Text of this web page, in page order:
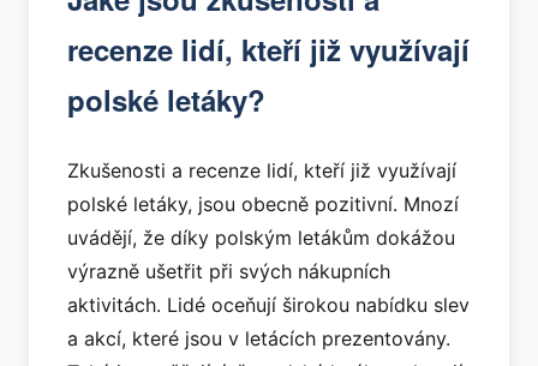
recenze lidí, kteří již využívají
polské letáky?
Zkušenosti a recenze lidí, kteří již využívají
polské letáky, jsou obecně pozitivní. Mnozí
uvádějí, že díky polským letákům dokážou
výrazně ušetřit při svých nákupních
aktivitách. Lidé oceňují širokou nabídku slev
a akcí, které jsou v letácích prezentovány.